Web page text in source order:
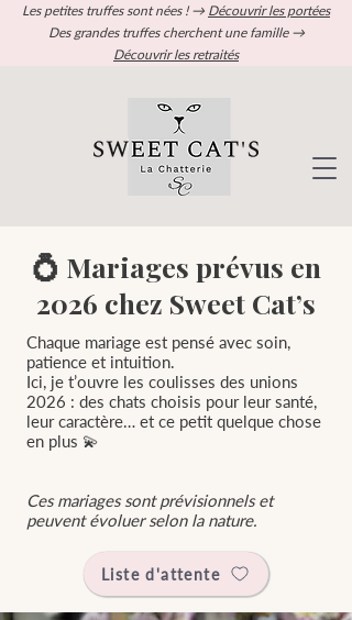
Les petites truffes sont nées ! → Découvrir les portées
Des grandes truffes cherchent une famille →
Découvrir les retraités
💍 Mariages prévus en
2026 chez Sweet Cat’s
Chaque mariage est pensé avec soin,
patience et intuition.
Ici, je t’ouvre les coulisses des unions
2026 : des chats choisis pour leur santé,
leur caractère… et ce petit quelque chose
en plus 💫
Ces mariages sont prévisionnels et
peuvent évoluer selon la nature.
Liste d'attente